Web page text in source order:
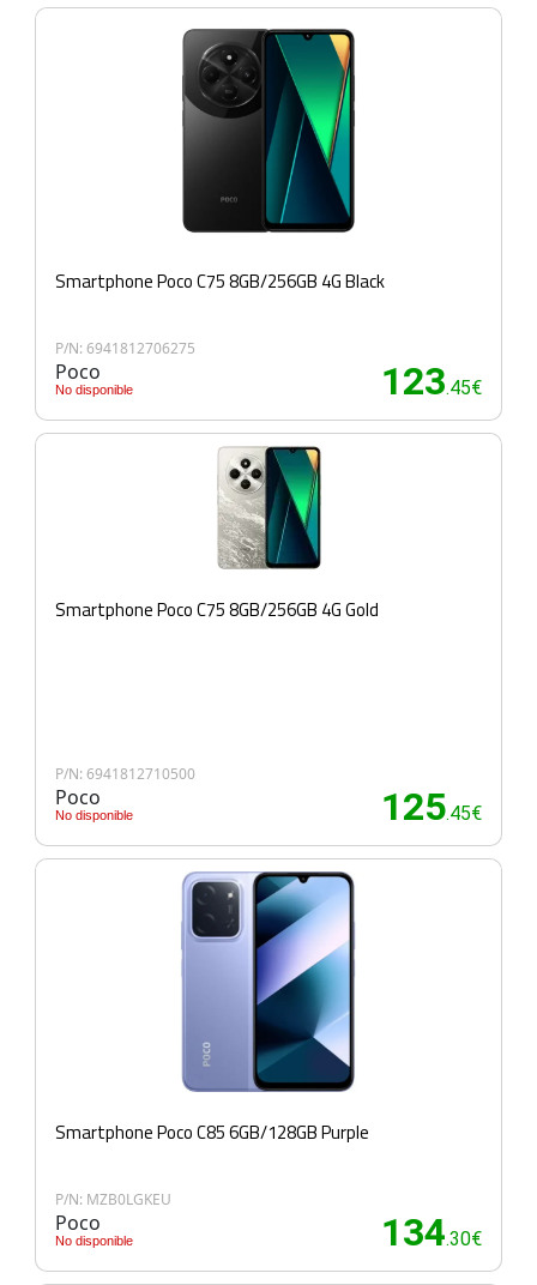
Smartphone Poco C75 8GB/256GB 4G Black
P/N: 6941812706275
Poco
No disponible 123.45€
Smartphone Poco C75 8GB/256GB 4G Gold
P/N: 6941812710500
Poco
No disponible 125.45€
Smartphone Poco C85 6GB/128GB Purple
P/N: MZB0LGKEU
Poco
No disponible 134.30€